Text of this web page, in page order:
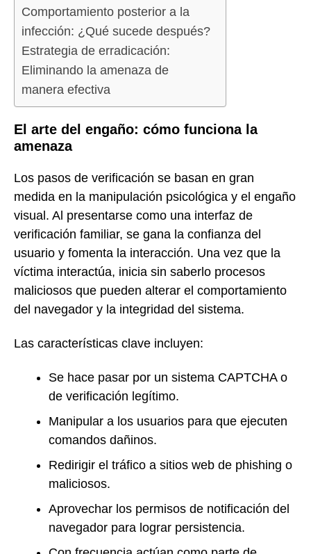
Comportamiento posterior a la
infección: ¿Qué sucede después?
Estrategia de erradicación:
Eliminando la amenaza de
manera efectiva
El arte del engaño: cómo funciona la
amenaza
Los pasos de verificación se basan en gran
medida en la manipulación psicológica y el engaño
visual. Al presentarse como una interfaz de
verificación familiar, se gana la confianza del
usuario y fomenta la interacción. Una vez que la
víctima interactúa, inicia sin saberlo procesos
maliciosos que pueden alterar el comportamiento
del navegador y la integridad del sistema.
Las características clave incluyen:
Se hace pasar por un sistema CAPTCHA o
de verificación legítimo.
Manipular a los usuarios para que ejecuten
comandos dañinos.
Redirigir el tráfico a sitios web de phishing o
maliciosos.
Aprovechar los permisos de notificación del
navegador para lograr persistencia.